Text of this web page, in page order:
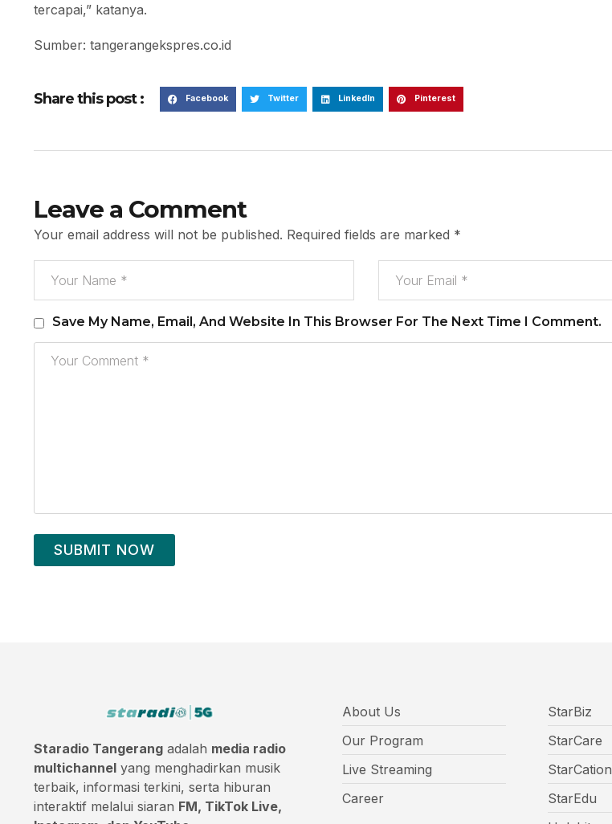
tercapai,” katanya.
Sumber: tangerangekspres.co.id
Share this post : Facebook Twitter LinkedIn Pinterest
Leave a Comment
Your email address will not be published. Required fields are marked *
Save My Name, Email, And Website In This Browser For The Next Time I Comment.
SUBMIT NOW
Staradio Tangerang adalah media radio
multichannel yang menghadirkan musik
terbaik, informasi terkini, serta hiburan
interaktif melalui siaran FM, TikTok Live,
About Us
Our Program
Live Streaming
Career
StarBiz
StarCare
StarCation
StarEdu